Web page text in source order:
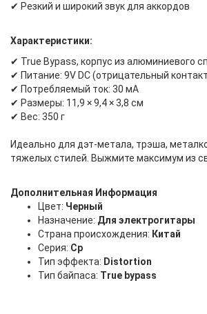
✔ Резкий и широкий звук для аккордов
Характеристики:
✔ True Bypass, корпус из алюминиевого
✔ Питание: 9V DC (отрицательный
✔ Потребляемый ток: 30 мА
✔ Размеры: 11,9 × 9,4 × 3,8 см
✔ Вес: 350 г
Идеально для дэт-метала, трэша,
тяжелых стилей. Выжмите максимум из
Дополнительная Информация
Цвет: Черный
Назначение: Для электрогитары
Страна происхождения: Китай
Серия: Cp
Тип эффекта: Distortion
Тип байпаса: True bypass